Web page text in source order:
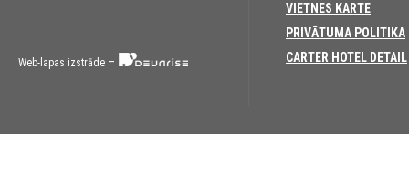
Web-lapas izstrāde –
VIETNES KARTE
PRIVĀTUMA POLITIKA
CARTER HOTEL DETAIL